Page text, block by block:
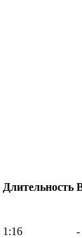
Длительность
1:16 -